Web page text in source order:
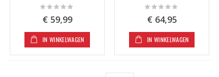
Rating:
€ 59,99
IN WINKELWAGEN
Rating:
€ 64,95
IN WINKELWAGEN